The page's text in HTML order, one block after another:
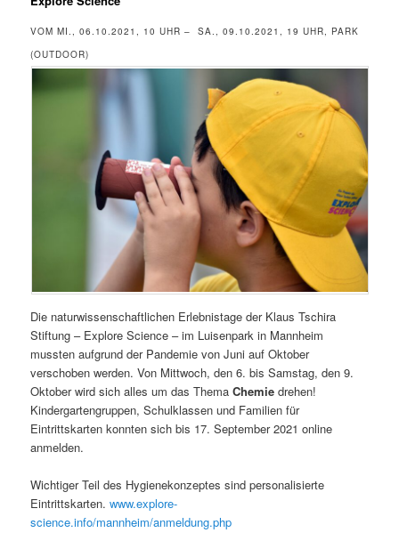
VOM MI., 06.10.2021, 10 UHR – SA., 09.10.2021, 19 UHR, PARK
(OUTDOOR)
Die naturwissenschaftlichen Erlebnistage der Klaus Tschira
Stiftung – Explore Science – im Luisenpark in Mannheim
mussten aufgrund der Pandemie von Juni auf Oktober
verschoben werden. Von Mittwoch, den 6. bis Samstag, den 9.
Oktober wird sich alles um das Thema Chemie drehen!
Kindergartengruppen, Schulklassen und Familien für
Eintrittskarten konnten sich bis 17. September 2021 online
anmelden.
Wichtiger Teil des Hygienekonzeptes sind personalisierte
Eintrittskarten.www.explore-
science.info/mannheim/anmeldung.php